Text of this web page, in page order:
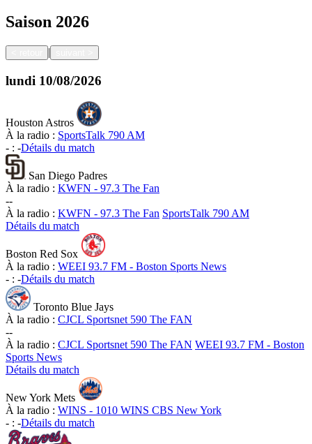
Saison 2026
|
lundi 10/08/2026
Houston Astros
À la radio : SportsTalk 790 AM
- : -Détails du match
San Diego Padres
À la radio : KWFN - 97.3 The Fan
--
À la radio : KWFN - 97.3 The Fan SportsTalk 790 AM
Détails du match
Boston Red Sox
À la radio : WEEI 93.7 FM - Boston Sports News
- : -Détails du match
Toronto Blue Jays
À la radio : CJCL Sportsnet 590 The FAN
--
À la radio : CJCL Sportsnet 590 The FAN WEEI 93.7 FM - Boston
Sports News
Détails du match
New York Mets
À la radio : WINS - 1010 WINS CBS New York
- : -Détails du match